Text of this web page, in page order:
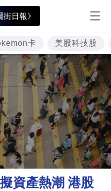
日報》
卡 美股科技股
資產熱潮 港股